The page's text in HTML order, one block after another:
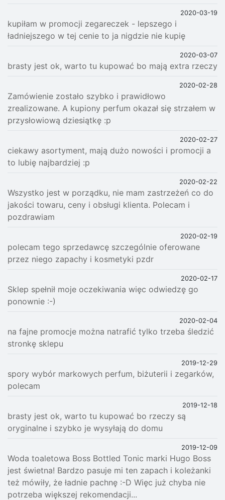
2020-03-19
kupiłam w promocji zegareczek - lepszego i
ładniejszego w tej cenie to ja nigdzie nie kupię
2020-03-07
brasty jest ok, warto tu kupować bo mają extra rzeczy
2020-02-28
Zamówienie zostało szybko i prawidłowo
zrealizowane. A kupiony perfum okazał się strzałem w
przysłowiową dziesiątkę :p
2020-02-27
ciekawy asortyment, mają dużo nowości i promocji a
to lubię najbardziej :p
2020-02-22
Wszystko jest w porządku, nie mam zastrzeżeń co do
jakości towaru, ceny i obsługi klienta. Polecam i
pozdrawiam
2020-02-19
polecam tego sprzedawcę szczególnie oferowane
przez niego zapachy i kosmetyki pzdr
2020-02-17
Sklep spełnił moje oczekiwania więc odwiedzę go
ponownie :-)
2020-02-04
na fajne promocje można natrafić tylko trzeba śledzić
stronkę sklepu
2019-12-29
spory wybór markowych perfum, biżuterii i zegarków,
polecam
2019-12-18
brasty jest ok, warto tu kupować bo rzeczy są
oryginalne i szybko je wysyłają do domu
2019-12-09
Woda toaletowa Boss Bottled Tonic marki Hugo Boss
jest świetna! Bardzo pasuje mi ten zapach i koleżanki
też mówiły, że ładnie pachnę :-D Więc już chyba nie
potrzeba większej rekomendacji...